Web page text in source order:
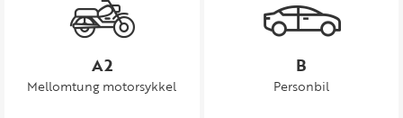
A2
Mellomtung motorsykkel
B
Personbil